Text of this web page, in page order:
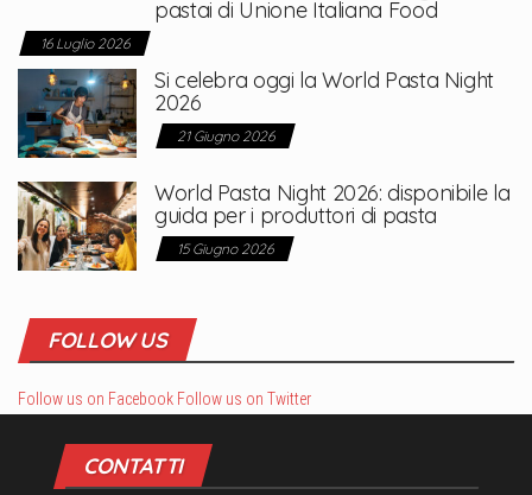
pastai di Unione Italiana Food
16 Luglio 2026
Si celebra oggi la World Pasta Night
2026
21 Giugno 2026
World Pasta Night 2026: disponibile la
guida per i produttori di pasta
15 Giugno 2026
FOLLOW US
Follow us on Facebook Follow us on Twitter
CONTATTI